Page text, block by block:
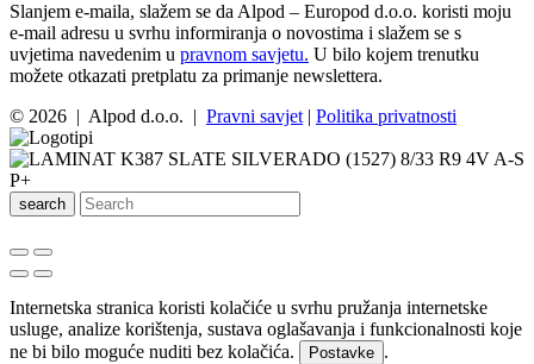
Slanjem e-maila, slažem se da Alpod – Europod d.o.o. koristi moju
e-mail adresu u svrhu informiranja o novostima i slažem se s
uvjetima navedenim u pravnom savjetu. U bilo kojem trenutku
možete otkazati pretplatu za primanje newslettera.
© 2026 | Alpod d.o.o. | Pravni savjet | Politika privatnosti
search
Internetska stranica koristi kolačiće u svrhu pružanja internetske
usluge, analize korištenja, sustava oglašavanja i funkcionalnosti koje
ne bi bilo moguće nuditi bez kolačića.
Postavke .